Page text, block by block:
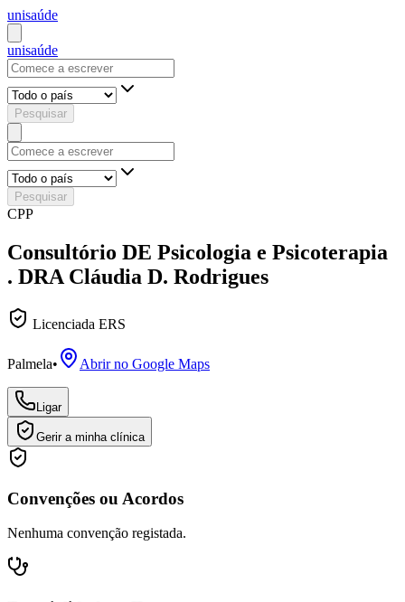
unisaúde
unisaúde
Pesquisar
Pesquisar
CPP
Consultório DE Psicologia e Psicoterapia
. DRA Cláudia D. Rodrigues
Licenciada ERS
Palmela• Abrir no Google Maps
Ligar
Gerir a minha clínica
Convenções ou Acordos
Nenhuma convenção registada.